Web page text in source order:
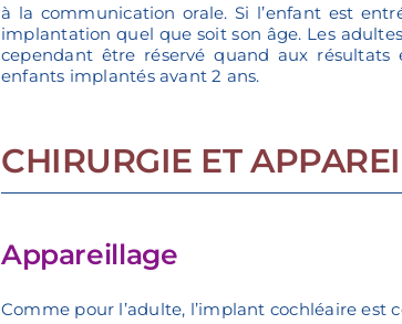
à la communication orale. Si l’enfant est
implantation quel que soit son âge. Les
cependant être réservé quand aux
enfants implantés avant 2 ans.
CHIRURGIE ET
Appareillage
Comme pour l’adulte, l’implant cochléaire est